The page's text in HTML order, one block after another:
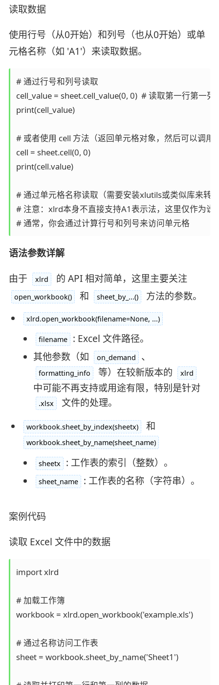
读取数据
使用行号（从0开始）和列号（也从0开始）或单
元格名称（如 'A1'）来读取数据。
# 通过行号和列号读取
cell_value = sheet.cell_value(0, 0)  # 读取第一行第一
print(cell_value)
# 或者使用 cell 方法（返回单元格对象，然后可以调
cell = sheet.cell(0, 0)
print(cell.value)
# 通过单元格名称读取（需要安装xlutils或类似库来转
# 注意：xlrd本身不直接支持A1表示法，这里仅作为
# 通常，你会通过计算行号和列号来访问单元格
语法参数详解
由于
xlrd 的 API 相对简单，这里主要关注
open_workbook() 和 sheet_by_...() 方法的参数。
xlrd.open_workbook(filename=None, ...)
filename
: Excel 文件路径。
其他参数（如
on_demand 、
formatting_info 等）在较新版本的 xlrd
中可能不再支持或用途有限，特别是针对
.xlsx 文件的处理。
workbook.sheet_by_index(sheetx) 和
workbook.sheet_by_name(sheet_name)
sheetx : 工作表的索引（整数）。
sheet_name : 工作表的名称（字符串）。
案例代码
读取 Excel 文件中的数据
import xlrd
# 加载工作簿
workbook = xlrd.open_workbook('example.xls')
# 通过名称访问工作表
sheet = workbook.sheet_by_name('Sheet1')